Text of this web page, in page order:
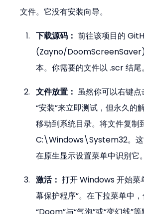
文件。它没有安装向导。
下载源码： 前往该项目的
(Zayno/
本。你需要的文件以 .scr 结尾。
文件放置： 虽然你可以右键
“安装”来立即测试，但永久的
移动到系统目录。将文件复制
C:\Windows\System32。
在原生显示设置菜单中识别它。
激活： 打开 Windows 开始菜
幕保护程序”。在下拉菜单中